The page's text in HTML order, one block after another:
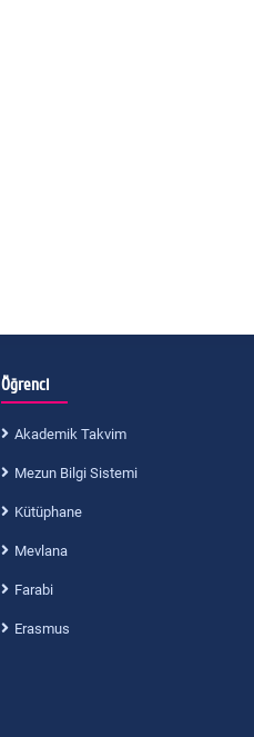
Öğrenci
Akademik Takvim
Mezun Bilgi Sistemi
Kütüphane
Mevlana
Farabi
Erasmus